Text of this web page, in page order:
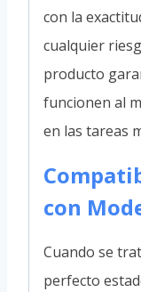
con la
cualquier
producto
funcionen al
en las tareas
con
Cuando se
perfecto